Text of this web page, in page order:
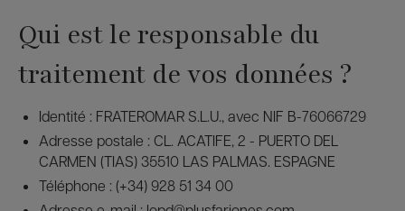
Qui est le responsable du
traitement de vos données ?
Identité : FRATEROMAR S.L.U., avec NIF B-76066729
Adresse postale : CL. ACATIFE, 2 - PUERTO DEL
CARMEN (TIAS) 35510 LAS PALMAS. ESPAGNE
Téléphone : (+34) 928 51 34 00